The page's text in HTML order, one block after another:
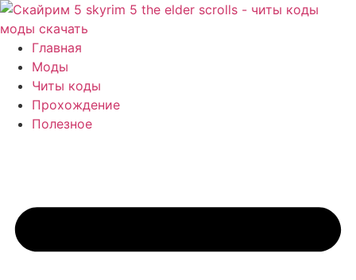
Перейти
к
содержимому
Главная
Моды
Читы коды
Прохождение
Полезное